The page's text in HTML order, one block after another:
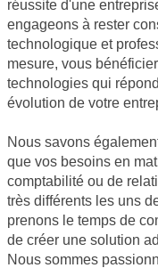
réussite d'une
engageons à rester
technologique et
mesure, vous
technologies qui
évolution de votre
Nous savons
que vos besoins en
comptabilité ou de
très différents les uns
prenons le temps de
de créer une solution
Nous sommes